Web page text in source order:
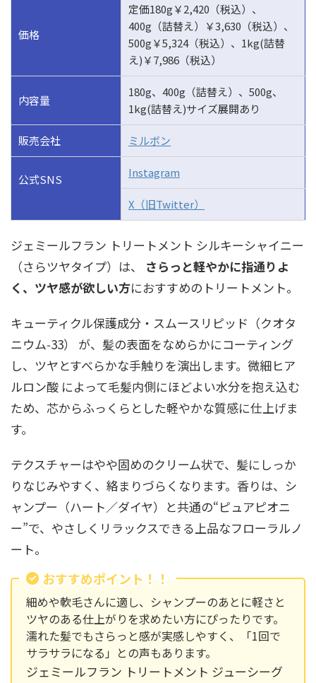
価格
定価180g￥2,420（税込）、
400g（詰替え）￥3,630（税込）、
500g￥5,324（税込）、1kg(詰替
え)￥7,986（税込）
内容量
180g、400g（詰替え）、500g、
1kg(詰替え)サイズ展開あり
販売会社 ミルボン
公式SNS Instagram
X（旧Twitter）
ジェミールフラン トリートメント シルキーシャイニー
（さらツヤタイプ）は、 さらっと軽やかに指通りよ
く、ツヤ感が欲しい方におすすめのトリートメント。
キューティクル保護成分・スムースリピッド（クオタ
ニウム‑33） が、髪の表面をなめらかにコーティング
し、ツヤとすべらかな手触りを演出します。微細ヒア
ルロン酸 によって毛髪内側にほどよい水分を抱え込む
ため、芯からふっくらとした軽やかな質感に仕上げま
す。
テクスチャーはやや固めのクリーム状で、髪にしっか
りなじみやすく、絡まりづらくなります。香りは、シ
ャンプー（ハート／ダイヤ）と共通の“ピュアピオニ
ー”で、やさしくリラックスできる上品なフローラルノ
ート。
おすすめポイント！！
細めや軟毛さんに適し、シャンプーのあとに軽さと
ツヤのある仕上がりを求めたい方にぴったりです。
濡れた髪でもさらっと感が実感しやすく、「1回で
サラサラになる」との声もあります。
ジェミールフラン トリートメント ジューシーグ